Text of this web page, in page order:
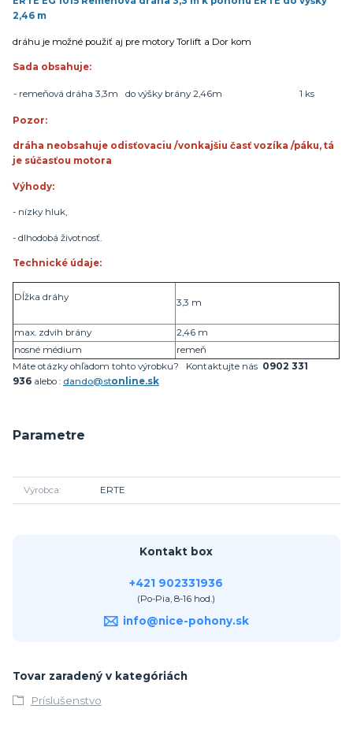
2,46 m
dráhu je možné použiť aj pre motory Torlift a Dor kom
Sada obsahuje:
- remeňová dráha 3,3m do výšky brány 2,46m 1 ks
Pozor:
dráha neobsahuje odisťovaciu /vonkajšiu časť vozíka /páku, tá
je súčasťou motora
Výhody:
- nízky hluk,
- dlhodobá životnosť.
Technické údaje:
Dĺžka dráhy 3,3 m
max. zdvih brány
2,46 m
nosné médium
remeň
Máte otázky ohľadom tohto výrobku? Kontaktujte nás 0902 331
936 alebo : dando@stonline.sk
Parametre
Výrobca ERTE
Kontakt box
+421 902331936
(Po-Pia, 8-16 hod.)
info@nice-pohony.sk
Tovar zaradený v kategóriách
Príslušenstvo